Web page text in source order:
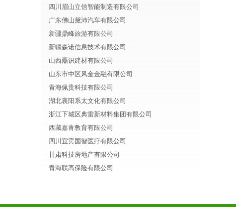
四川眉山立信智能制造有限公司
广东佛山黛沛汽车有限公司
新疆鼎峰旅游有限公司
新疆森诺信息技术有限公司
山西磊识建材有限公司
山东市中区风金金融有限公司
青海佩贵科技有限公司
湖北襄阳系太文化有限公司
浙江下城区典雷新材料集团有限公司
西藏嘉青教育有限公司
四川宜宾国智医疗有限公司
甘肃科技房地产有限公司
青海联高保险有限公司